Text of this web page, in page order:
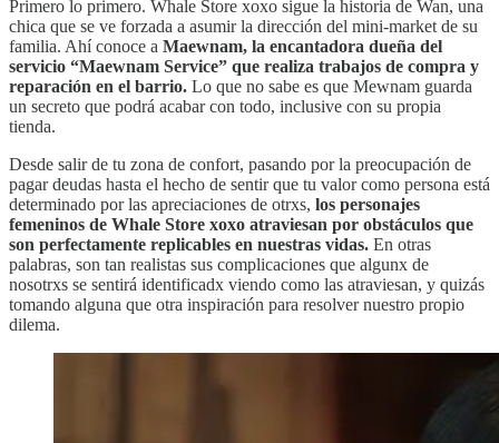
Primero lo primero. Whale Store xoxo sigue la historia de Wan, una
chica que se ve forzada a asumir la dirección del mini-market de su
familia. Ahí conoce a Maewnam, la encantadora dueña del
servicio “Maewnam Service” que realiza trabajos de compra y
reparación en el barrio. Lo que no sabe es que Mewnam guarda
un secreto que podrá acabar con todo, inclusive con su propia
tienda.
Desde salir de tu zona de confort, pasando por la preocupación de
pagar deudas hasta el hecho de sentir que tu valor como persona está
determinado por las apreciaciones de otrxs, los personajes
femeninos de Whale Store xoxo atraviesan por obstáculos que
son perfectamente replicables en nuestras vidas. En otras
palabras, son tan realistas sus complicaciones que algunx de
nosotrxs se sentirá identificadx viendo como las atraviesan, y quizás
tomando alguna que otra inspiración para resolver nuestro propio
dilema.